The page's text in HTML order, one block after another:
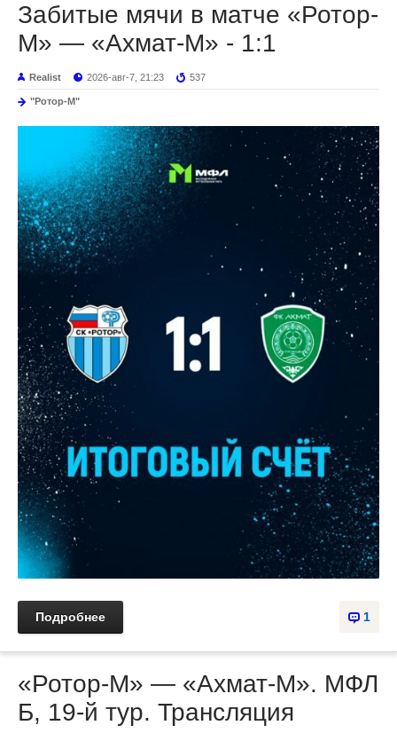
Забитые мячи в матче «Ротор-
М» — «Ахмат-М» - 1:1
Realist 2026-авг-7, 21:23 537
"Ротор-М"
1
Подробнее
«Ротор-М» — «Ахмат-М». МФЛ
Б, 19-й тур. Трансляция